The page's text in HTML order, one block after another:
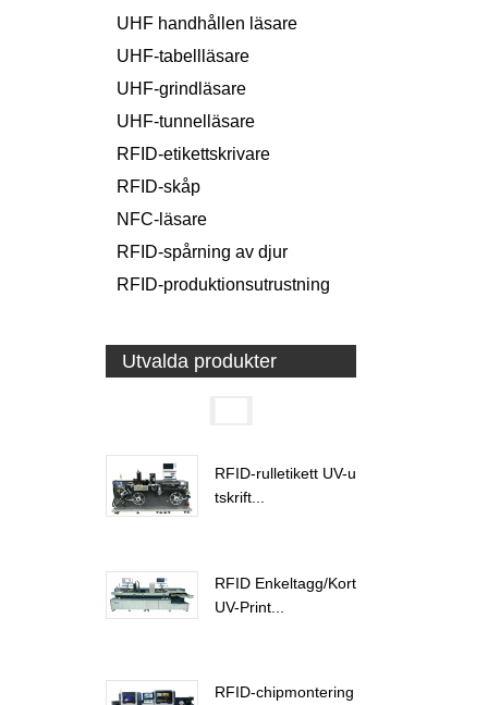
UHF handhållen läsare
UHF-tabellläsare
UHF-grindläsare
UHF-tunnelläsare
RFID-etikettskrivare
RFID-skåp
NFC-läsare
RFID-spårning av djur
RFID-produktionsutrustning
Utvalda produkter
RFID-rulletikett UV-u
tskrift...
RFID Enkeltagg/Kort
UV-Print...
RFID-chipmontering